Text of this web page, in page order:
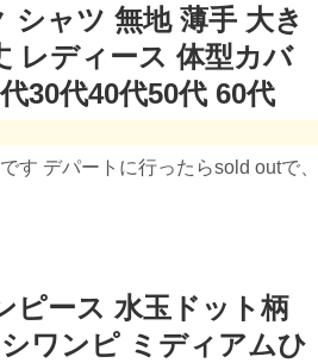
ャツ 無地 薄手 大き
レディース 体型カバ
30代40代50代 60代
す デパートに行ったらsold outで、
ピース 水玉ドット柄
ワンピ ミディアムひ